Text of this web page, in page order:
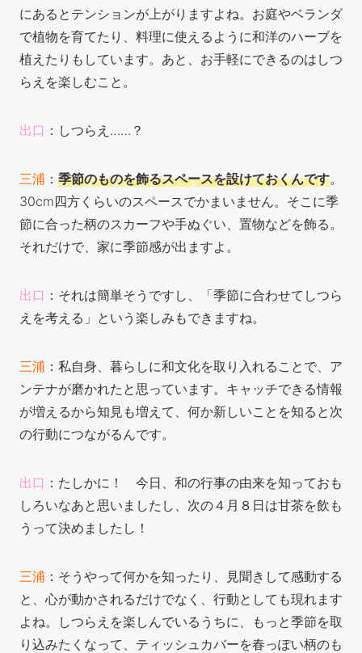
にあるとテンションが上がりますよね。お庭やベランダ
で植物を育てたり、料理に使えるように和洋のハーブを
植えたりもしています。あと、お手軽にできるのはしつ
らえを楽しむこと。
出口 ：しつらえ……？
三浦 ： 季節のものを飾るスペースを設けておくんです。
30cm四方くらいのスペースでかまいません。そこに季
節に合った柄のスカーフや手ぬぐい、置物などを飾る。
それだけで、家に季節感が出ますよ。
出口 ：それは簡単そうですし、「季節に合わせてしつら
えを考える」という楽しみもできますね。
三浦 ：私自身、暮らしに和文化を取り入れることで、ア
ンテナが磨かれたと思っています。キャッチできる情報
が増えるから知見も増えて、何か新しいことを知ると次
の行動につながるんです。
出口 ：たしかに！ 今日、 和の行事の由来を知っておも
しろいなあと思いましたし、次の４月８日は甘茶を飲も
うって決めましたし！
三浦 ：そうやって何かを知ったり、見聞きして感動する
と、心が動かされるだけでなく、行動としても現れます
よね。しつらえを楽しんでいるうちに、もっと季節を取
り込みたくなって、ティッシュカバーを春っぽい柄のも